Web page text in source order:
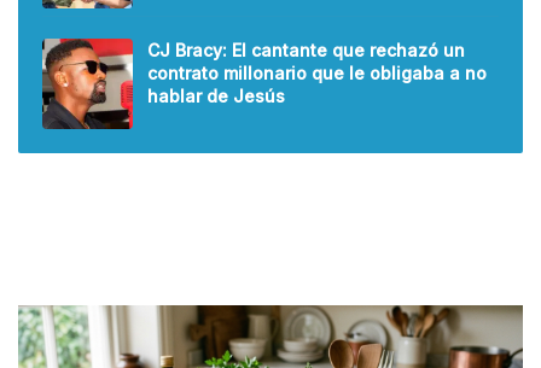
CJ Bracy: El cantante que rechazó un
contrato millonario que le obligaba a no
hablar de Jesús